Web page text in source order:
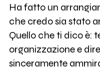
Ha fatto un
che credo sia stato
Quello che ti dico è:
organizzazione e
sinceramente